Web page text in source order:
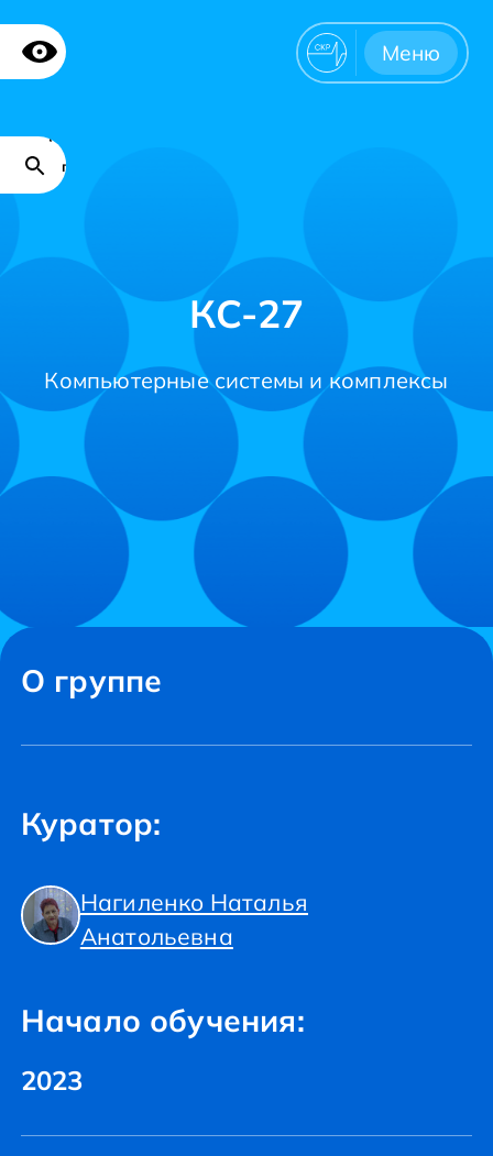
Меню
КС-27
Компьютерные системы и комплексы
О группе
Куратор:
Нагиленко Наталья
Анатольевна
Начало обучения:
2023
Карта
сайта
по